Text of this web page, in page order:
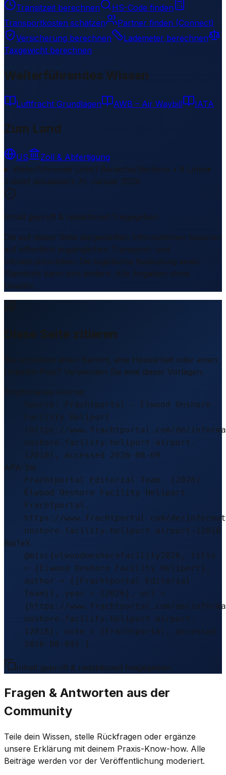
Transitzeit berechnen
HS-Code finden
Transportkosten schätzen
Partner finden (Connect)
Versicherung berechnen
Lademeter berechnen
Taxgewicht berechnen
Weiterführendes Wissen
Luftfracht Grundlagen AWB – Air Waybill IATA
Zum Land
US
Zoll & Abfertigung
Weiterführende Links1 Bereiche/Sections • 8 Links▾
Zuletzt aktualisiert: 31. Januar 2026
Inhalt geprüft & redaktionell freigegeben
Die auf dieser Seite dargestellten Informationen basieren
auf öffentlich zugänglichen Transport- und
Infrastrukturdaten. Die logistische Bedeutung eines
Standorts kann sich ändern. Alle Angaben ohne
Gewähr.
Diese Seite zitieren
Sie schreiben einen Bericht, eine Hausarbeit oder einen
LinkedIn-Post? Verwenden Sie eine dieser Vorlagen.
Empfohlenes Format
Source: Frachtportal – Elwood Onshore
Facility Heliport
(https://www.frachtportal.com/de/
onshore-facility-heliport-airport-
12018), accessed 2026-08-09
APA-Stil
Frachtportal Editorial Team. (2026).
Elwood Onshore Facility Heliport.
Frachtportal.
https://www.frachtportal.com/de/
onshore-facility-heliport-airport-12018
BibTeX
@misc{elwoodonshorefacility2026, title
= {Elwood Onshore Facility Heliport},
author = {{Frachtportal Editorial
Team}}, year = {2026}, url =
{https://www.frachtportal.com/de/
onshore-facility-heliport-airport-
12018}, note = {Frachtportal, accessed
2026-08-09} }
Inhalt geprüft & redaktionell freigegeben.
Fragen & Antworten aus der
Community
Teile dein Wissen, stelle Rückfragen oder ergänze
unsere Erklärung mit deinem Praxis-Know-how. Alle
Beiträge werden vor der Veröffentlichung moderiert.